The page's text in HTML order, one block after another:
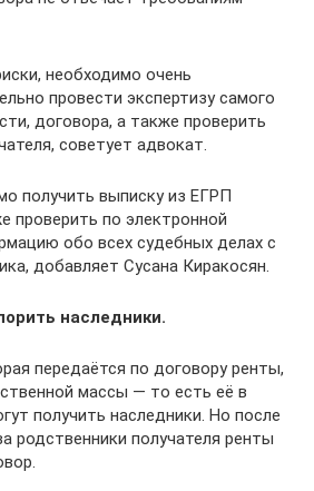
необходимо очень
провести экспертизу самого
договора, а также проверить
советует адвокат.
получить выписку из ЕГРП
проверить по электронной
обо всех судебных делах с
добавляет Сусана Киракосян.
наследники.
передаётся по договору ренты,
массы — то есть её в
получить наследники. Но после
родственники получателя ренты